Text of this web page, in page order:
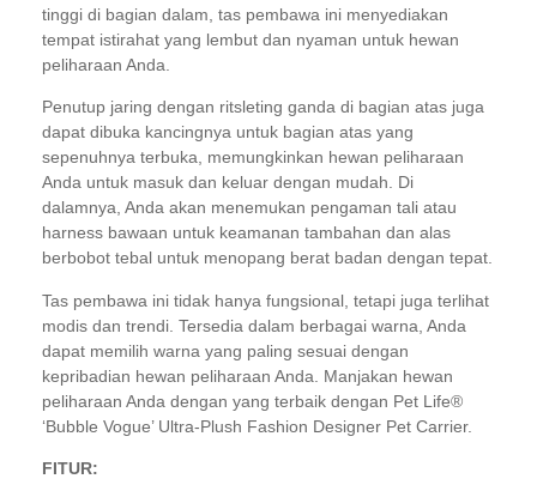
tinggi di bagian dalam, tas pembawa ini menyediakan
tempat istirahat yang lembut dan nyaman untuk hewan
peliharaan Anda.
Penutup jaring dengan ritsleting ganda di bagian atas juga
dapat dibuka kancingnya untuk bagian atas yang
sepenuhnya terbuka, memungkinkan hewan peliharaan
Anda untuk masuk dan keluar dengan mudah. ​​Di
dalamnya, Anda akan menemukan pengaman tali atau
harness bawaan untuk keamanan tambahan dan alas
berbobot tebal untuk menopang berat badan dengan tepat.
Tas pembawa ini tidak hanya fungsional, tetapi juga terlihat
modis dan trendi. Tersedia dalam berbagai warna, Anda
dapat memilih warna yang paling sesuai dengan
kepribadian hewan peliharaan Anda. Manjakan hewan
peliharaan Anda dengan yang terbaik dengan Pet Life®
‘Bubble Vogue’ Ultra-Plush Fashion Designer Pet Carrier.
FITUR: